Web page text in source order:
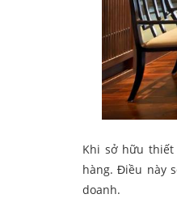
Khi sở hữu thiết
hàng. Điều này
doanh.